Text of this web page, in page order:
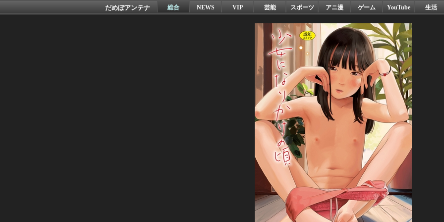
だめぽアンテナ 総合 NEWS VIP 芸能 スポーツ アニ漫 ゲーム YouTube 生活